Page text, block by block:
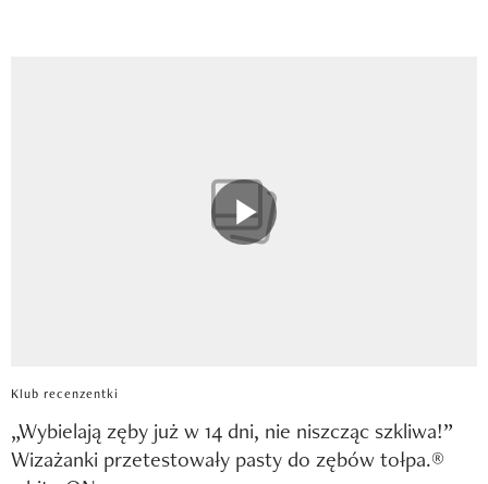
Klub recenzentki
„Wybielają zęby już w 14 dni, nie niszcząc szkliwa!”
Wizażanki przetestowały pasty do zębów tołpa.®